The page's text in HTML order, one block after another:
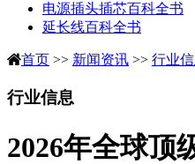
电源插头插芯百科全书
延长线百科全书
首页 >> 新闻资讯 >> 行业
行业信息
2026年全球顶